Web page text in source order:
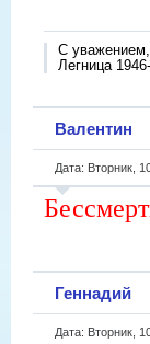
С
Легница
Валентин
Дата: Вторник,
Геннадий
Дата: Вторник,